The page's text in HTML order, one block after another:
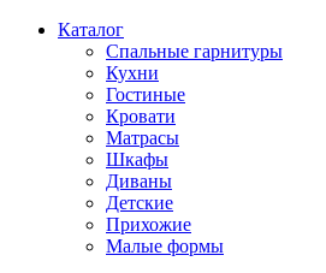
Каталог
Спальные гарнитуры
Кухни
Гостиные
Кровати
Матрасы
Шкафы
Диваны
Детские
Прихожие
Малые формы